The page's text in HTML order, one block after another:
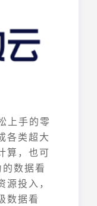
上手的零
各类超大
算，也可
数据看
投入，
数据看